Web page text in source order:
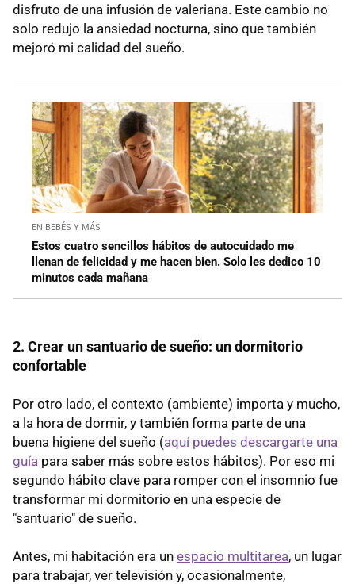
disfruto de una infusión de valeriana. Este cambio no
solo redujo la ansiedad nocturna, sino que también
mejoró mi calidad del sueño.
EN BEBÉS Y MÁS
Estos cuatro sencillos hábitos de autocuidado me
llenan de felicidad y me hacen bien. Solo les dedico 10
minutos cada mañana
2. Crear un santuario de sueño: un dormitorio
confortable
Por otro lado, el contexto (ambiente) importa y mucho,
a la hora de dormir, y también forma parte de una
buena higiene del sueño (aquí puedes descargarte una
guía para saber más sobre estos hábitos). Por eso mi
segundo hábito clave para romper con el insomnio fue
transformar mi dormitorio en una especie de
"santuario" de sueño.
Antes, mi habitación era un espacio multitarea, un lugar
para trabajar, ver televisión y, ocasionalmente,